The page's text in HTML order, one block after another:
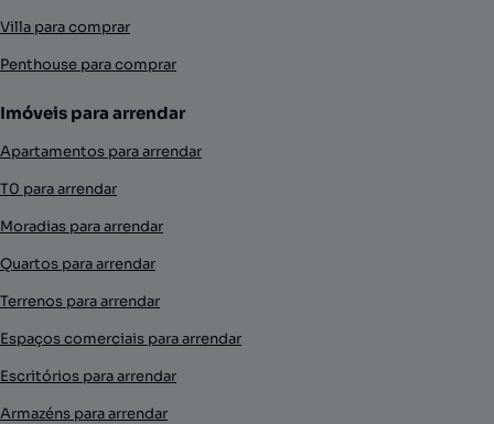
Villa para comprar
Penthouse para comprar
Imóveis para arrendar
Apartamentos para arrendar
T0 para arrendar
Moradias para arrendar
Quartos para arrendar
Terrenos para arrendar
Espaços comerciais para arrendar
Escritórios para arrendar
Armazéns para arrendar